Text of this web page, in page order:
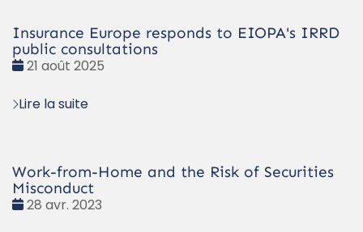
Insurance Europe responds to EIOPA's IRRD
public consultations
Date
21 août 2025
Lire la suite
Work-from-Home and the Risk of Securities
Misconduct
Date
28 avr. 2023